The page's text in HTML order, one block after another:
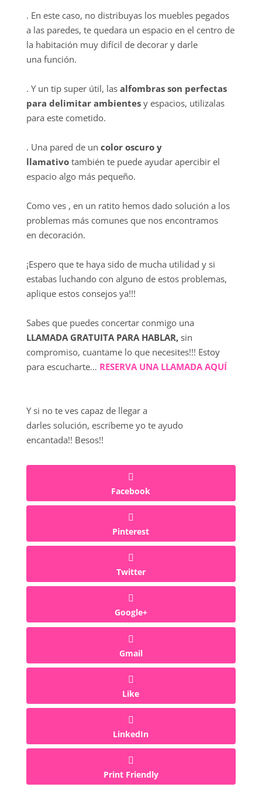
. En este caso, no distribuyas los muebles pegados
a las paredes, te quedara un espacio en el centro de
la habitación muy difícil de decorar y darle
una función.
. Y un tip super útil, las alfombras son perfectas
para delimitar ambientesy espacios, utilizalas
para este cometido.
. Una pared de un color oscuro y
llamativotambién te puede ayudar apercibir el
espacio algo más pequeño.
Como ves , en un ratito hemos dado solución a los
problemas más comunes que nos encontramos
en decoración.
¡Espero que te haya sido de mucha utilidad y si
estabas luchando con alguno de estos problemas,
aplique estos consejos ya!!!
Sabes que puedes concertar conmigo una
LLAMADA GRATUITA PARA HABLAR,sin
compromiso, cuantame lo que necesites!!! Estoy
para escucharte… RESERVA UNA LLAMADA AQUÍ
Y si no te ves capaz de llegar a
darles solución, escríbeme yo te ayudo
encantada!! Besos!!
Facebook
Pinterest
Twitter
Google+
Gmail
Like
LinkedIn
Print Friendly